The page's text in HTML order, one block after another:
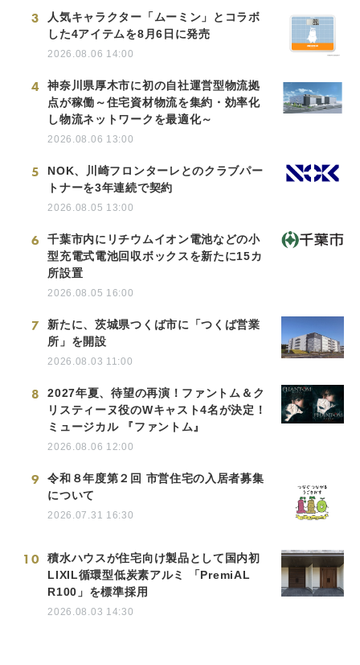
3
人気キャラクター「ムーミン」とコラボ
した4アイテムを8月6日に発売
2026.08.06 14:00
4
神奈川県厚木市に初の自社運営型物流拠
点が稼働～住宅資材物流を集約・効率化
し物流ネットワークを最適化～
2026.08.06 13:00
5
NOK、川崎フロンターレとのクラブパー
トナーを3年連続で契約
2026.08.05 13:00
6
千葉市内にリチウムイオン電池などの小
型充電式電池回収ボックスを新たに15カ
所設置
2026.08.05 16:00
7
新たに、茨城県つくば市に「つくば営業
所」を開設
2026.08.03 11:00
8
2027年夏、待望の再演！ファントム＆ク
リスティーヌ役のWキャスト4名が決定！
ミュージカル 『ファントム』
2026.08.06 12:00
9
令和８年度第２回 市営住宅の入居者募集
について
2026.07.31 16:30
10
積水ハウスが住宅向け製品として国内初
LIXIL循環型低炭素アルミ 「PremiAL
R100」を標準採用
2026.08.03 14:30